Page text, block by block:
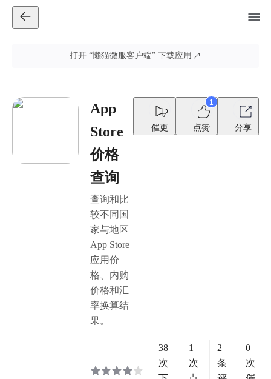
打开 “懒猫微服客户端” 下载应用
App
Store
价格
查询
查询和比
较不同国
家与地区
App Store
应用价
格、内购
价格和汇
率换算结
果。
催更
1
点赞 分享
38
次
1
次
2
条
0
次